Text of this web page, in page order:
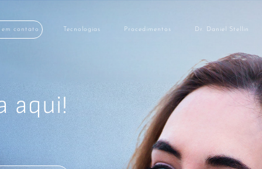
em contato Tecnologias Procedimentos Dr. Daniel Stellin
aqui!